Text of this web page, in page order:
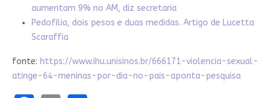
aumentam 9% no AM, diz secretaria
Pedofilia, dois pesos e duas medidas. Artigo de Lucetta
Scaraffia
fonte: https://www.ihu.unisinos.br/666171-violencia-sexual-
atinge-64-meninas-por-dia-no-pais-aponta-pesquisa